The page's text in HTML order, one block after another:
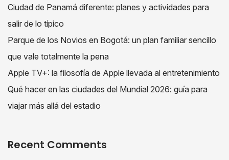
Ciudad de Panamá diferente: planes y actividades para
salir de lo típico
Parque de los Novios en Bogotá: un plan familiar sencillo
que vale totalmente la pena
Apple TV+: la filosofía de Apple llevada al entretenimiento
Qué hacer en las ciudades del Mundial 2026: guía para
viajar más allá del estadio
Recent Comments